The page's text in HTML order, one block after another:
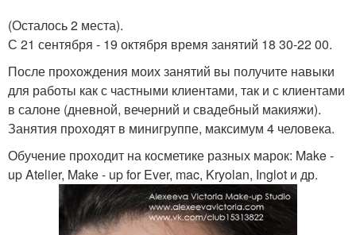
(Осталось 2 места).
С 21 сентября - 19 октября время занятий 18 30-22 00.
После прохождения моих занятий вы получите навыки
для работы как с частными клиентами, так и с клиентами
в салоне (дневной, вечерний и свадебный макияжи).
Занятия проходят в минигруппе, максимум 4 человека.
Обучение проходит на косметике разных марок: Make -
up Atelier, Make - up for Ever, mac, Kryolan, Inglot и др.